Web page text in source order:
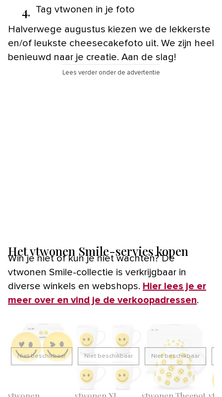
4.
Tag vtwonen in je foto
Halverwege augustus kiezen we de lekkerste
en/of leukste cheesecakefoto uit. We zijn heel
benieuwd naar je creatie. Aan de slag!
Lees verder onder de advertentie
Het vtwonen Smile-servies kopen
Win je niet of kun je niet wachten? De
vtwonen Smile-collectie is verkrijgbaar in
diverse winkels en webshops. Hier lees je er
meer over en vind je de verkoopadressen.
Niet beschikbaar Niet beschikbaar Niet beschikbaar